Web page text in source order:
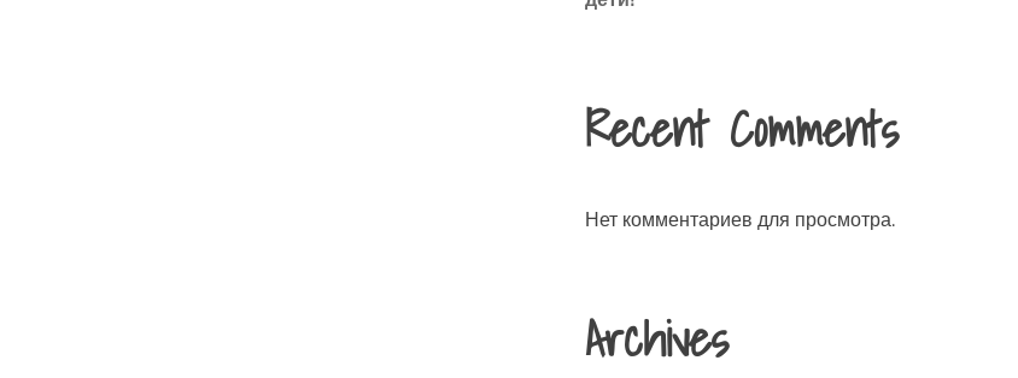
Recent Comments
Нет комментариев для просмотра.
Archives